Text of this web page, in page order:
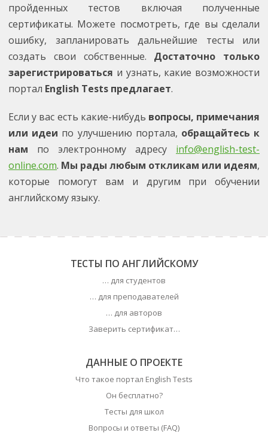
пройденных тестов включая полученные
сертификаты. Можете посмотреть, где вы сделали
ошибку, запланировать дальнейшие тесты или
создать свои собственные. Достаточно только
зарегистрироваться и узнать, какие возможности
портал English Tests предлагает.
Если у вас есть какие-нибудь вопросы, примечания
или идеи по улучшению портала, обращайтесь к
нам по электронному адресу info@english-test-
online.com. Мы рады любым откликам или идеям,
которые помогут вам и другим при обучении
английскому языку.
ТЕСТЫ ПО АНГЛИЙСКОМУ
… для студентов
… для преподавателей
… для авторов
Заверить сертификат…
ДАННЫЕ О ПРОЕКТЕ
Что такое портал English Tests
Он бесплатно?
Тесты для школ
Вопросы и ответы (FAQ)